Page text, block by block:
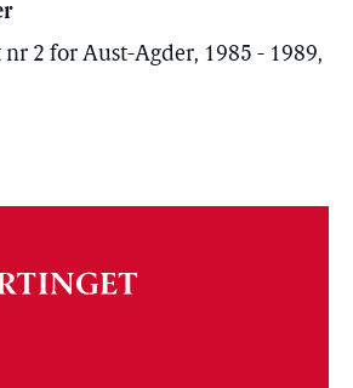
2 for Aust-Agder, 1985 - 1989,